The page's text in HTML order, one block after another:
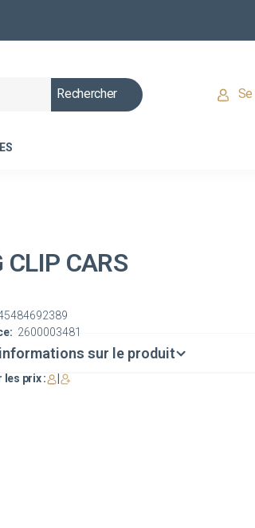
Rechercher
CLIP CARS
2600003481
sur le produit
les prix :